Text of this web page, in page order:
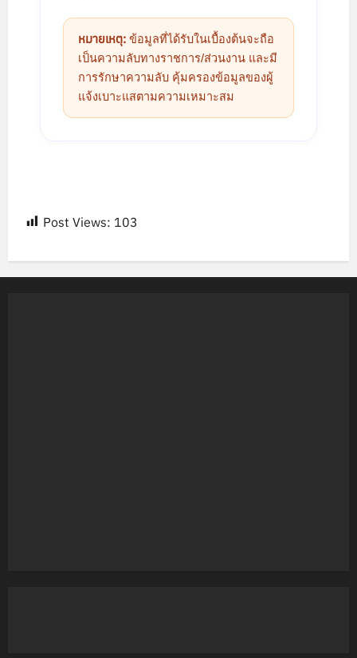
หมายเหตุ: ข้อมูลที่ได้รับในเบื้องต้นจะถือ
เป็นความลับทางราชการ/ส่วนงาน และมี
การรักษาความลับ คุ้มครองข้อมูลของผู้
แจ้งเบาะแสตามความเหมาะสม
Post Views: 103